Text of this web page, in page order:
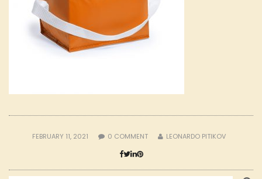
FEBRUARY 11, 2021 0 COMMENT LEONARDO PITIKOV